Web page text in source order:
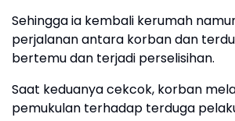
Sehingga ia kembali kerumah
perjalanan antara korban dan
bertemu dan terjadi perselisihan.
Saat keduanya cekcok, korban
pemukulan terhadap terduga